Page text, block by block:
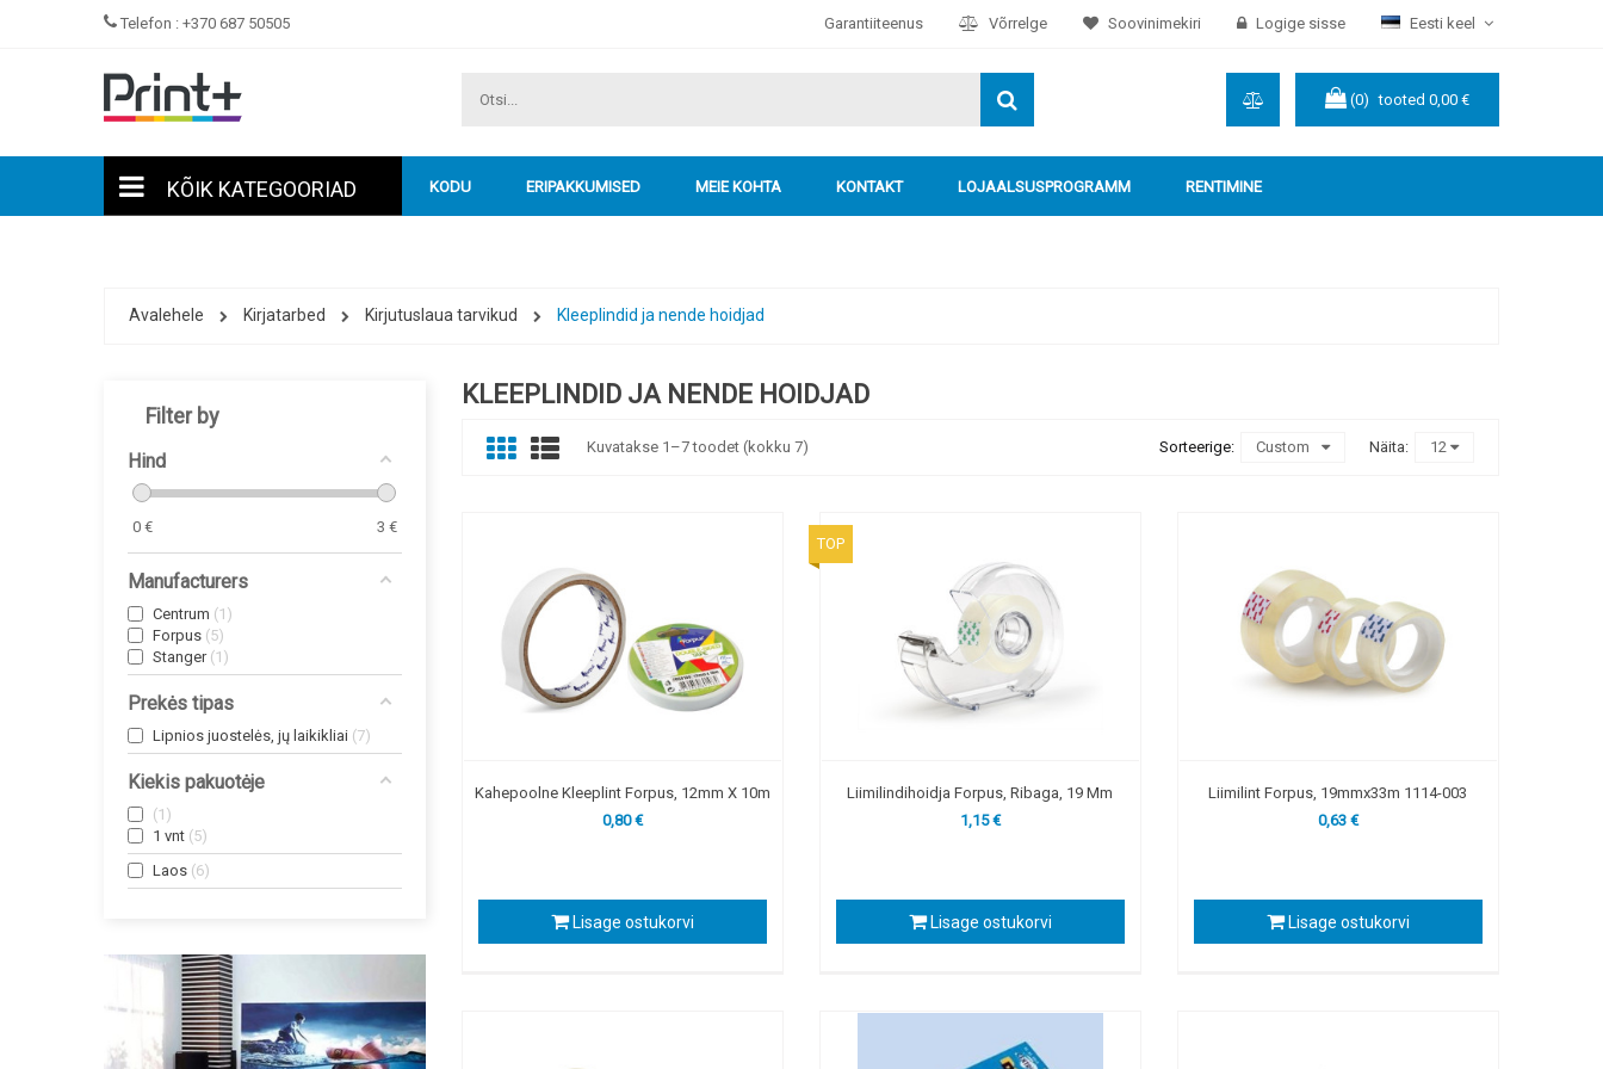
Eesti keel
Telefon : +370 687 50505 Garantiiteenus Võrrelge Soovinimekiri Logige sisse
(0) tooted 0,00 €
KÕIK KATEGOORIAD KODU ERIPAKKUMISED MEIE KOHTA KONTAKT LOJAALSUSPROGRAMM RENTIMINE
Avalehele Kirjatarbed Kirjutuslaua tarvikud Kleeplindid ja nende hoidjad
Filter by
Hind
0 € 3 €
Manufacturers
Centrum 1
Forpus 5
Stanger 1
Prekės tipas
Lipnios juostelės, jų laikikliai 7
Kiekis pakuotėje
1
1 vnt 5
Laos 6
KLEEPLINDID JA NENDE HOIDJAD
Kuvatakse 1–7 toodet (kokku 7) Sorteerige: Custom Näita: 12
Kahepoolne Kleeplint Forpus, 12mm X 10m
0,80 €
Lisage ostukorvi
TOP
Liimilindihoidja Forpus, Ribaga, 19 Mm
1,15 €
Lisage ostukorvi
Liimilint Forpus, 19mmx33m 1114-003
0,63 €
Lisage ostukorvi